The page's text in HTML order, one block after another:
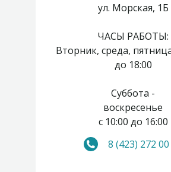
ул. Морская, 1Б
ЧАСЫ РАБОТЫ:
Вторник, среда,
до 18:00
Суббота -
воскресенье
с 10:00 до 16:00
Понедельник,
8 (423) 272